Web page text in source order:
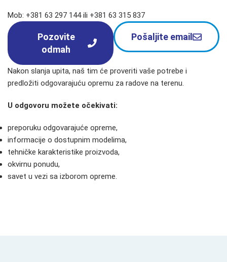
Mob: +381 63 297 144 ili +381 63 315 837
Pozovite
odmah
Pošaljite email
Nakon slanja upita, naš tim će proveriti vaše potrebe i
predložiti odgovarajuću opremu za radove na terenu.
U odgovoru možete očekivati:
preporuku odgovarajuće opreme,
informacije o dostupnim modelima,
tehničke karakteristike proizvoda,
okvirnu ponudu,
savet u vezi sa izborom opreme.